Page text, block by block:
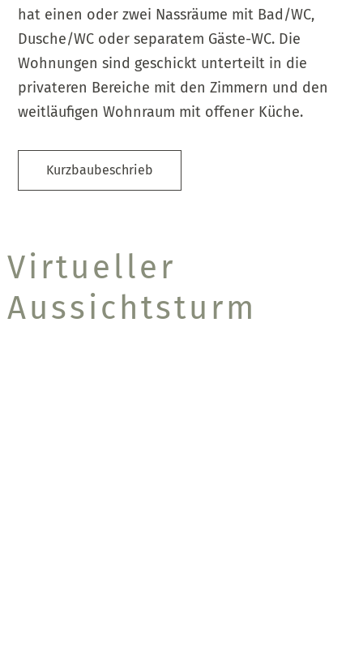
hat einen oder zwei Nassräume mit Bad/WC,
Dusche/WC oder separatem Gäste-WC. Die
Wohnungen sind geschickt unterteilt in die
privateren Bereiche mit den Zimmern und den
weitläufigen Wohnraum mit offener Küche.
Kurzbaubeschrieb
Virtueller
Aussichtsturm